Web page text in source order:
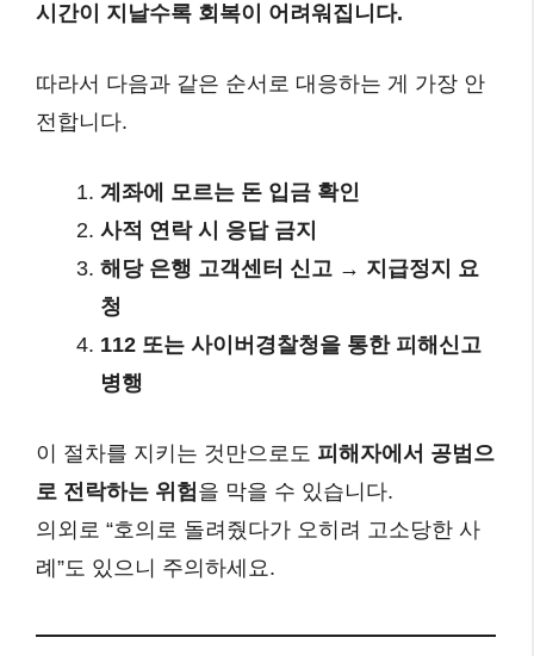
시간이 지날수록 회복이 어려워집니다.
따라서 다음과 같은 순서로 대응하는 게 가장 안
전합니다.
계좌에 모르는 돈 입금 확인
사적 연락 시 응답 금지
해당 은행 고객센터 신고 → 지급정지 요
청
112 또는 사이버경찰청을 통한 피해신고
병행
이 절차를 지키는 것만으로도 피해자에서 공범으
로 전락하는 위험을 막을 수 있습니다.
의외로 “호의로 돌려줬다가 오히려 고소당한 사
례”도 있으니 주의하세요.